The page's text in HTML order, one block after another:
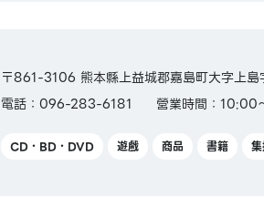
〒861-3106 熊本縣上益城郡嘉島町大字上
電話：096-283-6181
營業時間：10:00
CD・BD・DVD 遊戲 商品 書籍